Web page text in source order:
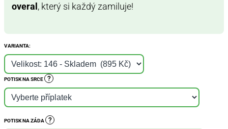
overal , který si každý zamiluje!
VARIANTA:
POTISK NA SRCE ?
POTISK NA ZÁDA ?